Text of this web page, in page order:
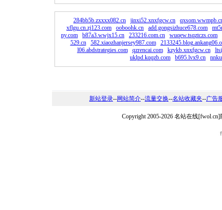
284bb5b.zxxxx082.cn jinxi52.xnxfgcw.cn
xflgu.cn.zj123.com
ooboohk.cn add.gongsizhuce678.com
ny.com
b87a3.wwjx15.cn 233216.com.cn
wuqew.tsqztczs.com
529.cn
582.xiaozhanjersey987.com
l06.abdstrategies.com
qzrencai.com kzykb.xnxfgcw.cn
uklpd.kqqzb.com
b695.lvx9.cn
新站登录--网站简介--流量交换--名站收藏夹--广告
Copyright 2005-2026 名站在线